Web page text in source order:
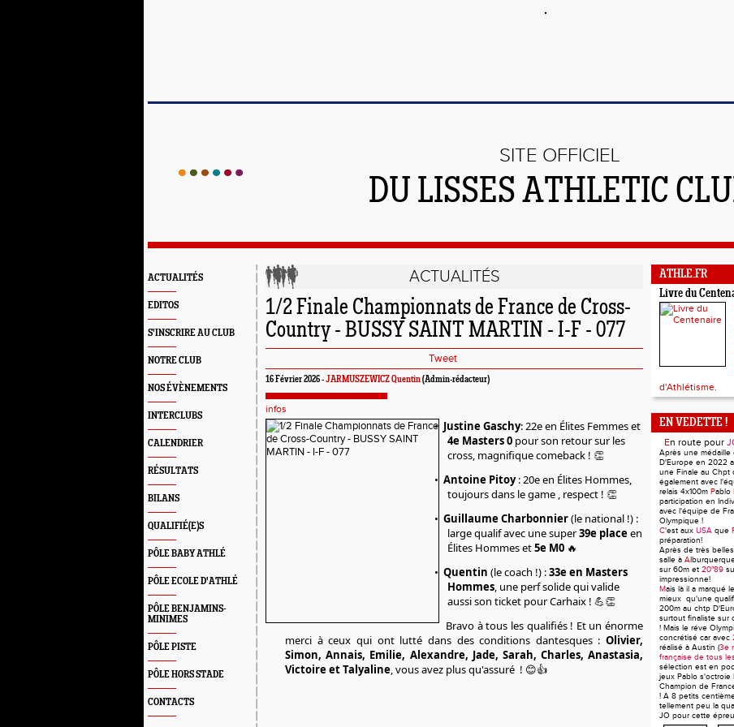
SITE OFFICIEL
DU LISSES ATHLETIC
ACTUALITÉS
EDITOS
S'INSCRIRE AU CLUB
NOTRE CLUB
NOS ÉVÈNEMENTS
INTERCLUBS
CALENDRIER
RÉSULTATS
BILANS
QUALIFIÉ(E)S
PÔLE BABY ATHLÉ
PÔLE ECOLE D'ATHLÉ
PÔLE BENJAMINS-
MINIMES
PÔLE PISTE
PÔLE HORS STADE
CONTACTS
ACTUALITÉS
1/2 Finale Championnats de France de Cross-
Country - BUSSY SAINT MARTIN - I-F - 077
Tweet
16 Février 2026 -JARMUSZEWICZ Quentin(Admin-rédacteur)
infos
• JustineGaschy: 22e en Élites Femmes et
4e Masters 0 pour son retour sur les
cross, magnifique comeback ! 👏
• Antoine Pitoy: 20e en Élites Hommes,
toujours dans le game , respect ! 👏
• Guillaume Charbonnier(le national !) :
large qualif avec une super39e placeen
Élites Hommes et5e M0 🔥
• Quentin (le coach !) :33e en Masters
Hommes, une perf solide qui valide
aussi son ticket pour Carhaix ! 💪👏
Bravo à tous les qualifiés ! Et un énorme
merci à ceux qui ont lutté dans des conditions dantesques : Olivier,
Simon, Annais, Emilie, Alexandre, Jade, Sarah, Charles, Anastasia,
Victoire et Talyaline, vous avez plus qu'assuré ! 😊👍
ATHLE.FR
Livre du
d'Athlétisme.
EN VEDETTE !
En route pour
Après une
D'Europe en 2022
une Finale au Chpt
également avec
relais 4x100m Pablo
participation en
avec l'équipe de
Olympique !
C'est aux USA que
préparation!
Après de très
salle à A
sur 60m et 20"89
impressionne!
Mais là il a marqué
mieux qu'une
200m au chtp
surtout finaliste sur
! Mais le réve
concrétisé car avec
réalisé à Austin (3e
française de tous
sélection est en
jeux Pablo s'octroie
Champion de
! A 8 petits
tellement peu la
JO pour cette